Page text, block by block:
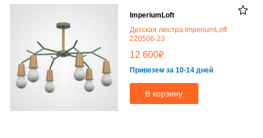
ImperiumLoft
Детская люстра ImperiumLoft
220506-23
12 600₽
Привезем за 10-14 дней
В корзину